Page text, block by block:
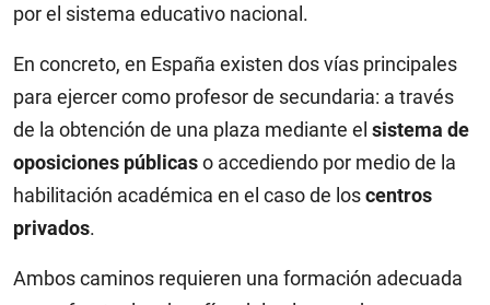
por el sistema educativo nacional.
En concreto, en España existen dos vías principales
para ejercer como profesor de secundaria: a través
de la obtención de una plaza mediante el sistema de
oposiciones públicaso accediendo por medio de la
habilitación académica en el caso de loscentros
privados.
Ambos caminos requieren una formación adecuada